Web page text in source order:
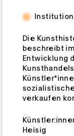
Die
beschreibt
Entwicklung
verkaufen
Heisig